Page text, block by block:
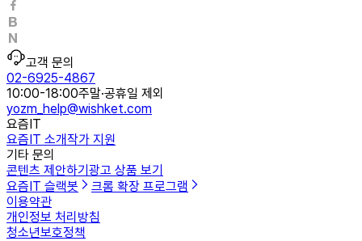
고객 문의
02-6925-4867
10:00-18:00주말·공휴일 제외
yozm_help@wishket.com
요즘IT
요즘IT 소개작가 지원
기타 문의
콘텐츠 제안하기광고 상품 보기
요즘IT 슬랙봇
크롬 확장 프로그램
이용약관
개인정보 처리방침
청소년보호정책